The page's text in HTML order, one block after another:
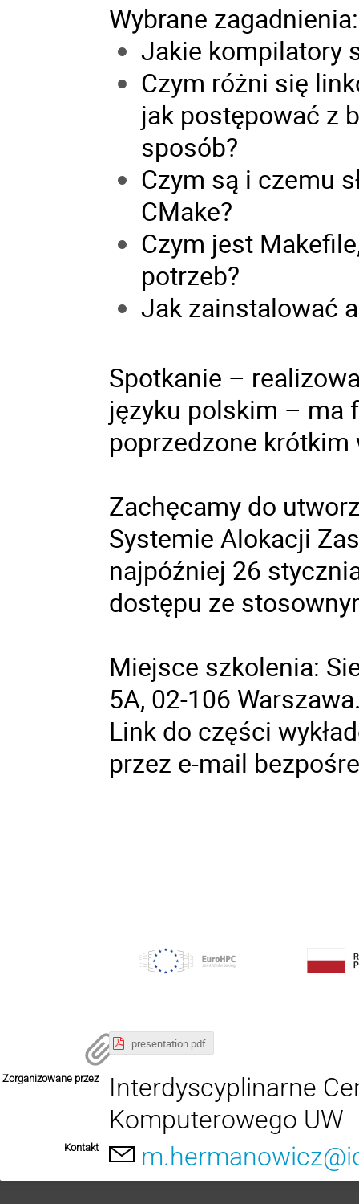
Wybrane zagadnienia:
Jakie kompilatory
Czym różni się
jak postępować z
sposób?
Czym są i czemu
CMake?
Czym jest
potrzeb?
Jak zainstalować
Spotkanie –
języku polskim – ma
poprzedzone
Zachęcamy do
Systemie Alokacji
najpóźniej 26
dostępu ze
Miejsce szkolenia:
5A, 02-106
Link do części
przez e-mail
presentation.pdf
Zorganizowane przez
Interdyscyplinarne
Komputerowego UW
Kontakt